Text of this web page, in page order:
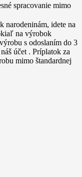
spracovanie mimo
narodeninám, idete na
na výrobok
s odoslaním do 3
účet . Príplatok za
mimo štandardnej